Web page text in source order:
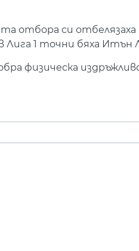
отбора си отбелязаха
в Лига 1 точни бяха
физическа